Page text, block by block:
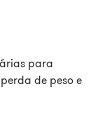
para
de peso e